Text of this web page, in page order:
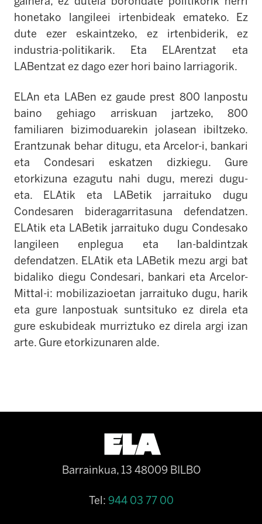
honetako langileei irtenbideak emateko. Ez
dute ezer eskaintzeko, ez irtenbiderik, ez
industria-politikarik. Eta ELArentzat eta
LABentzat ez dago ezer hori baino larriagorik.
ELAn eta LABen ez gaude prest 800 lanpostu
baino gehiago arriskuan jartzeko, 800
familiaren bizimoduarekin jolasean ibiltzeko.
Erantzunak behar ditugu, eta Arcelor-i, bankari
eta Condesari eskatzen dizkiegu. Gure
etorkizuna ezagutu nahi dugu, merezi dugu-
eta. ELAtik eta LABetik jarraituko dugu
Condesaren bideragarritasuna defendatzen.
ELAtik eta LABetik jarraituko dugu Condesako
langileen enplegua eta lan-baldintzak
defendatzen. ELAtik eta LABetik mezu argi bat
bidaliko diegu Condesari, bankari eta Arcelor-
Mittal-i: mobilizazioetan jarraituko dugu, harik
eta gure lanpostuak suntsituko ez direla eta
gure eskubideak murriztuko ez direla argi izan
arte. Gure etorkizunaren alde.
Barrainkua, 13 48009 BILBO
Tel: 944 03 77 00